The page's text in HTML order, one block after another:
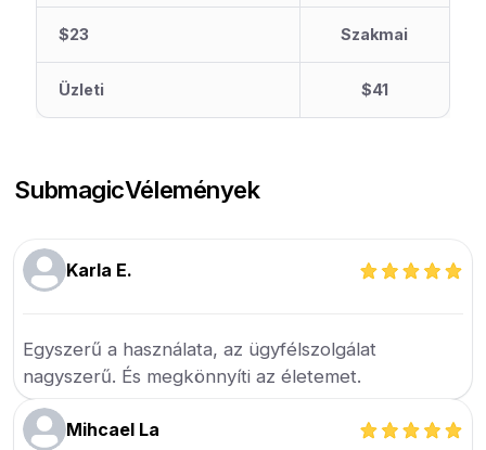
$23 Szakmai
Üzleti $41
SubmagicVélemények
Karla E.
Egyszerű a használata, az ügyfélszolgálat
nagyszerű. És megkönnyíti az életemet.
Mihcael La